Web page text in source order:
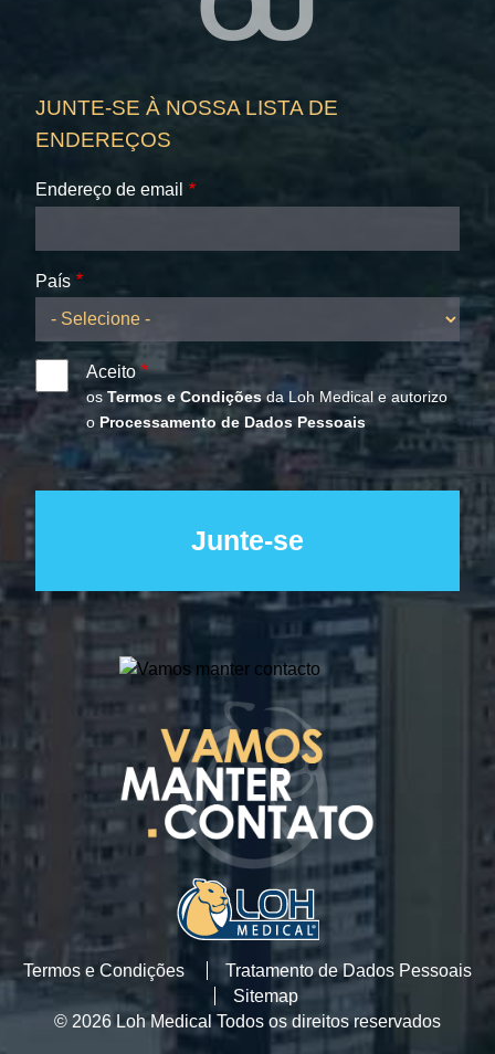
JUNTE-SE À NOSSA LISTA DE
ENDEREÇOS
Endereço de email
País
Aceito
osTermos e Condiçõesda Loh Medical e autorizo
o Processamento de Dados Pessoais
Termos e Condições
Tratamento de Dados Pessoais
Sitemap
© 2026 Loh Medical Todos os direitos reservados